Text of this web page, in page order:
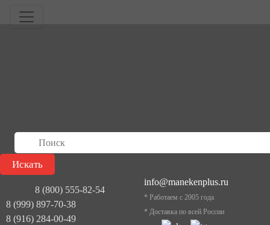
8 (800) 555-82-54
8 (999) 897-70-38
8 (916) 284-00-49
info@manekenplus.ru
* Работаем с 2005 года
* Доставка по всей России